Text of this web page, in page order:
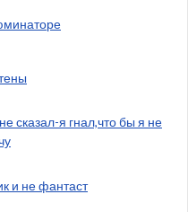
сказал-я гнал,что бы я не
и не фантаст